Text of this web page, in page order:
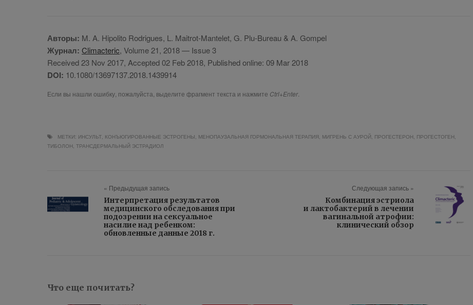
Авторы: M. A. Hipolito Rodrigues, L. Maitrot-Mantelet, G. Plu-Bureau & A. Gompel
Журнал: Climacteric, Volume 21, 2018 — Issue 3
Received 23 Nov 2017, Accepted 02 Feb 2018, Published online: 09 Mar 2018
DOI: 10.1080/13697137.2018.1439914
Если вы нашли ошибку, пожалуйста, выделите фрагмент текста и нажмите Ctrl+Enter.
МЕТКИ: ИНСУЛЬТ, КОНЪЮГИРОВАННЫЕ ЭСТРОГЕНЫ, МЕНОПАУЗАЛЬНАЯ ГОРМОНАЛЬНАЯ ТЕРАПИЯ, МИГРЕНЬ С АУРОЙ, ПРОГЕСТЕРОН, ПРОГЕСТОГЕН,
ТИБОЛОН, ТРАНСДЕРМАЛЬНЫЙ ЭСТРАДИОЛ
« Предыдущая запись
Интерпретация результатов
медицинского обследования при
подозрении на сексуальное
насилие над ребенком:
обновленные данные 2018 г.
Следующая запись »
Комбинация эстриола
и лактобактерий в лечении
вагинальной атрофии:
клинический обзор
Что еще почитать?